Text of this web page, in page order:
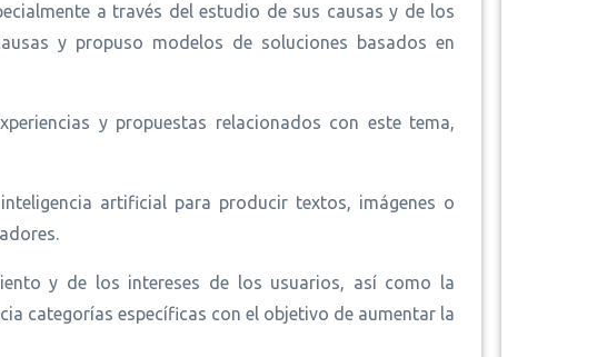
a través del estudio de sus causas y de los
y propuso modelos de soluciones basados en
y propuestas relacionados con este tema,
artificial para producir textos, imágenes o
y de los intereses de los usuarios, así como la
categorías específicas con el objetivo de aumentar la